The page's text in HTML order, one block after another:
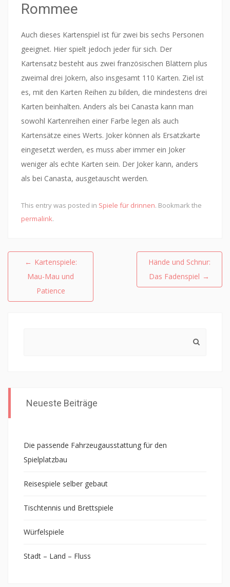
Rommee
Auch dieses Kartenspiel ist für zwei bis sechs Personen
geeignet. Hier spielt jedoch jeder für sich. Der
Kartensatz besteht aus zwei französischen Blättern plus
zweimal drei Jokern, also insgesamt 110 Karten. Ziel ist
es, mit den Karten Reihen zu bilden, die mindestens drei
Karten beinhalten. Anders als bei Canasta kann man
sowohl Kartenreihen einer Farbe legen als auch
Kartensätze eines Werts. Joker können als Ersatzkarte
eingesetzt werden, es muss aber immer ein Joker
weniger als echte Karten sein. Der Joker kann, anders
als bei Canasta, ausgetauscht werden.
This entry was posted in Spiele für drinnen. Bookmark the
permalink.
Beitragsnavigation
← Kartenspiele:
Mau-Mau und
Patience
Hände und Schnur:
Das Fadenspiel →
Neueste Beiträge
Die passende Fahrzeugausstattung für den
Spielplatzbau
Reisespiele selber gebaut
Tischtennis und Brettspiele
Würfelspiele
Stadt – Land – Fluss